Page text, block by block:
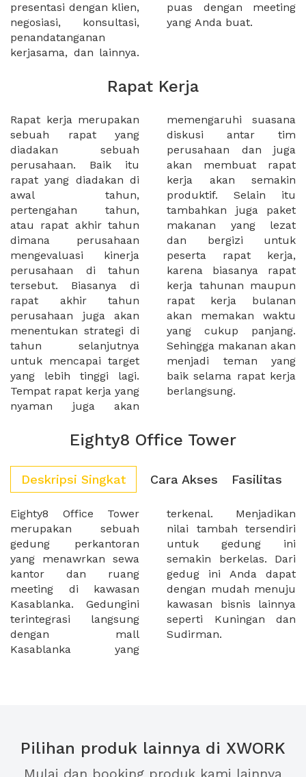
presentasi dengan klien,
negosiasi, konsultasi,
penandatanganan
kerjasama, dan lainnya.
puas dengan meeting
yang Anda buat.
Rapat Kerja
Rapat kerja merupakan
sebuah rapat yang
diadakan sebuah
perusahaan. Baik itu
rapat yang diadakan di
awal tahun,
pertengahan tahun,
atau rapat akhir tahun
dimana perusahaan
mengevaluasi kinerja
perusahaan di tahun
tersebut. Biasanya di
rapat akhir tahun
perusahaan juga akan
menentukan strategi di
tahun selanjutnya
untuk mencapai target
yang lebih tinggi lagi.
Tempat rapat kerja yang
nyaman juga akan
memengaruhi suasana
diskusi antar tim
perusahaan dan juga
akan membuat rapat
kerja akan semakin
produktif. Selain itu
tambahkan juga paket
makanan yang lezat
dan bergizi untuk
peserta rapat kerja,
karena biasanya rapat
kerja tahunan maupun
rapat kerja bulanan
akan memakan waktu
yang cukup panjang.
Sehingga makanan akan
menjadi teman yang
baik selama rapat kerja
berlangsung.
Eighty8 Office Tower
Deskripsi Singkat Cara Akses Fasilitas
Eighty8 Office Tower
merupakan sebuah
gedung perkantoran
yang menawrkan sewa
kantor dan ruang
meeting di kawasan
Kasablanka. Gedungini
terintegrasi langsung
dengan mall
Kasablanka yang
terkenal. Menjadikan
nilai tambah tersendiri
untuk gedung ini
semakin berkelas. Dari
gedug ini Anda dapat
dengan mudah menuju
kawasan bisnis lainnya
seperti Kuningan dan
Sudirman.
Pilihan produk lainnya di XWORK
Mulai dan booking produk kami lainnya